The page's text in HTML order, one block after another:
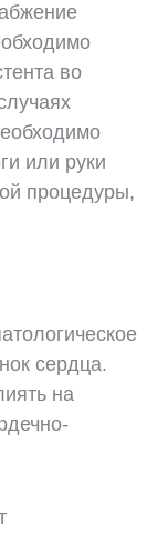
во
или руки
процедуры,
сердца.
на